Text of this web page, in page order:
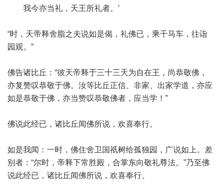
我今亦当礼，天王所礼者。’
“时，天帝释舍脂之夫说如是偈，礼佛已，乘千马车，往诣
园观。”
佛告诸比丘：“彼天帝释于三十三天为自在王，尚恭敬佛，
亦复赞叹恭敬于佛。汝等比丘正信、非家、出家学道，亦应
如是恭敬于佛，亦当赞叹恭敬佛者，应当学！”
佛说此经已，诸比丘闻佛所说，欢喜奉行。
如是我闻：一时，佛住舍卫国祇树给孤独园，广说如上。差
别者：“尔时，帝释下常胜殿，合掌东向敬礼尊法。”乃至佛
说此经已，诸比丘闻佛所说，欢喜奉行。